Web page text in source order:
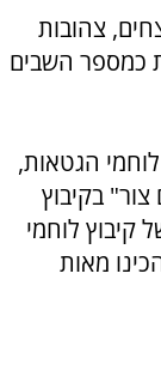
צהובות
כמספר השבים
הגטאות,
בקיבוץ
קיבוץ לוחמי
מאות